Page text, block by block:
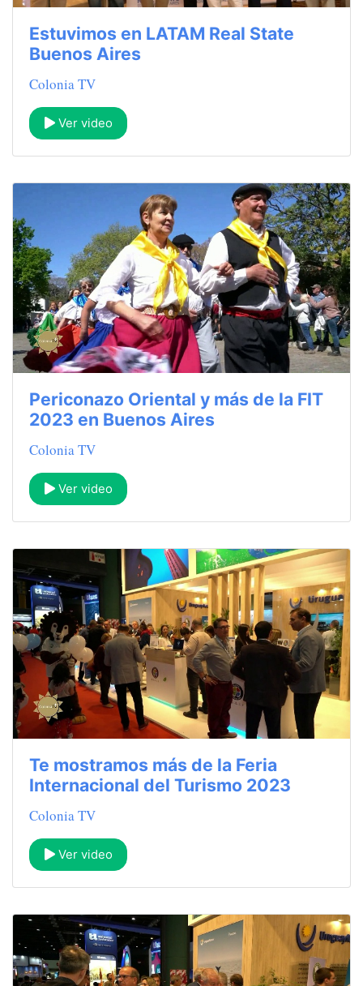
Estuvimos en LATAM Real State
Buenos Aires
Colonia TV
Ver video
Periconazo Oriental y más de la FIT
2023 en Buenos Aires
Colonia TV
Ver video
Te mostramos más de la Feria
Internacional del Turismo 2023
Colonia TV
Ver video